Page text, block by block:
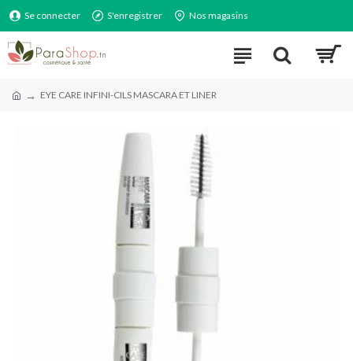
Se connecter S'enregistrer Nos magasins
EYE CARE INFINI-CILS MASCARA ET LINER